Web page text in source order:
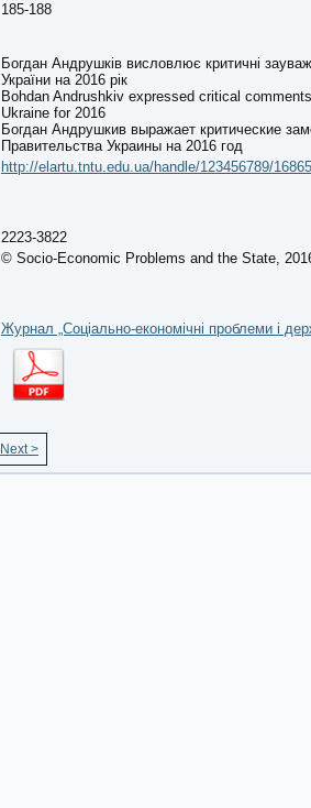
185-188
Богдан Андрушків висловлює критичні
України на 2016 рік
Bohdan Andrushkiv expressed critical
Ukraine for 2016
Богдан Андрушкив выражает критические
Правительства Украины на 2016 год
http://elartu.tntu.edu.ua/handle/123456789/16865
2223-3822
© Socio-Economic Problems and the State,
Журнал „Соціально-економічні проблеми і
Next >